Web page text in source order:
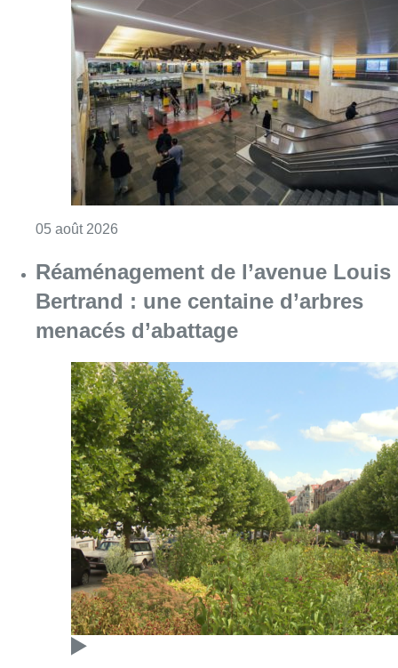
05 août 2026
Réaménagement de l’avenue Louis
Bertrand : une centaine d’arbres
menacés d’abattage